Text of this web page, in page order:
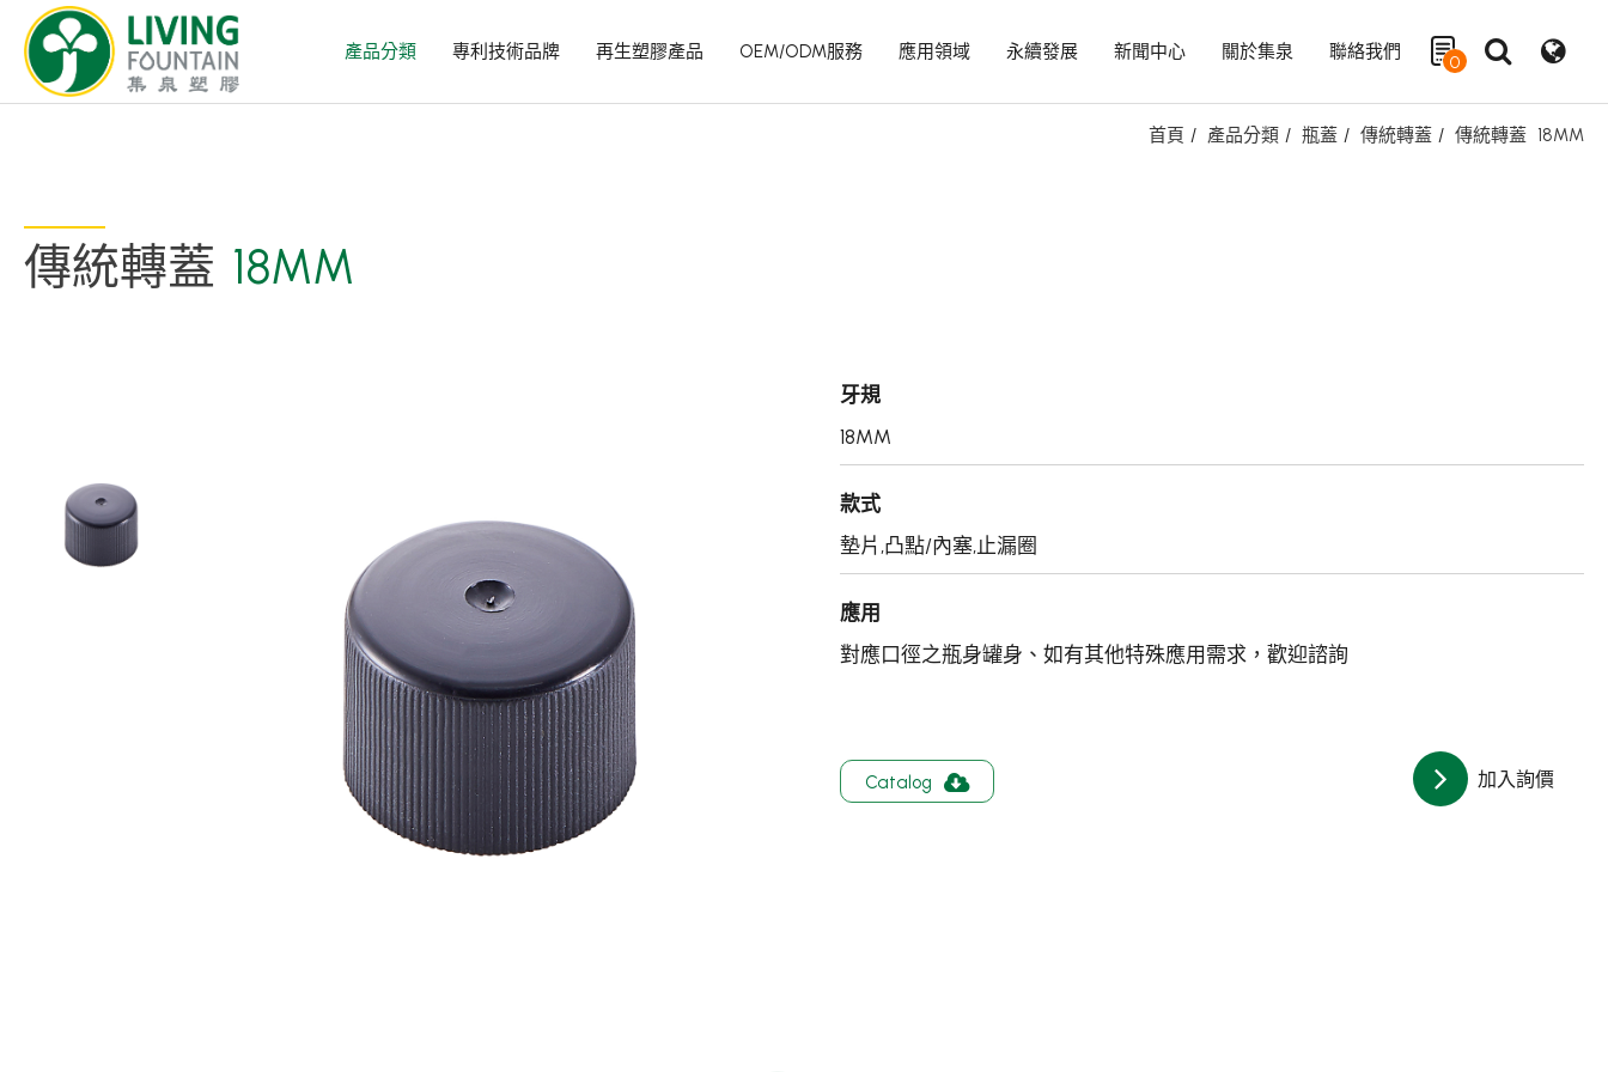
產品分類 專利技術品牌 再生塑膠產品 OEM/ODM服務 應用領域 永續發展 新聞中心 關於集泉 聯絡我們
0
首頁 產品分類 瓶蓋 傳統轉蓋 傳統轉蓋 18MM
傳統轉蓋 18MM
牙規
18MM
款式
墊片,凸點/內塞,止漏圈
應用
對應口徑之瓶身罐身、如有其他特殊應用需求，歡迎諮詢
加入詢價
Catalog
產品分類
瓶蓋